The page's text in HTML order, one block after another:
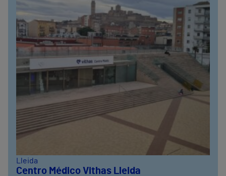
Lleida
Centro Médico Vithas Lleida